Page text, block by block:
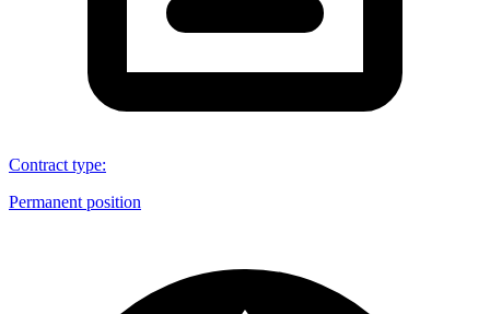
Contract type:
Permanent position